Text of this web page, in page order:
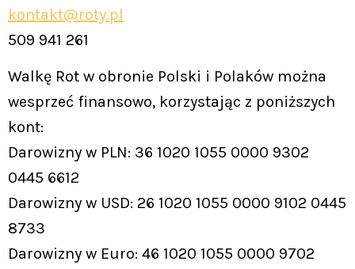
kontakt@roty.pl
509 941 261
Walkę Rot w obronie Polski i Polaków można
wesprzeć finansowo, korzystając z poniższych
kont:
Darowizny w PLN: 36 1020 1055 0000 9302
0445 6612
Darowizny w USD: 26 1020 1055 0000 9102 0445
8733
Darowizny w Euro: 46 1020 1055 0000 9702